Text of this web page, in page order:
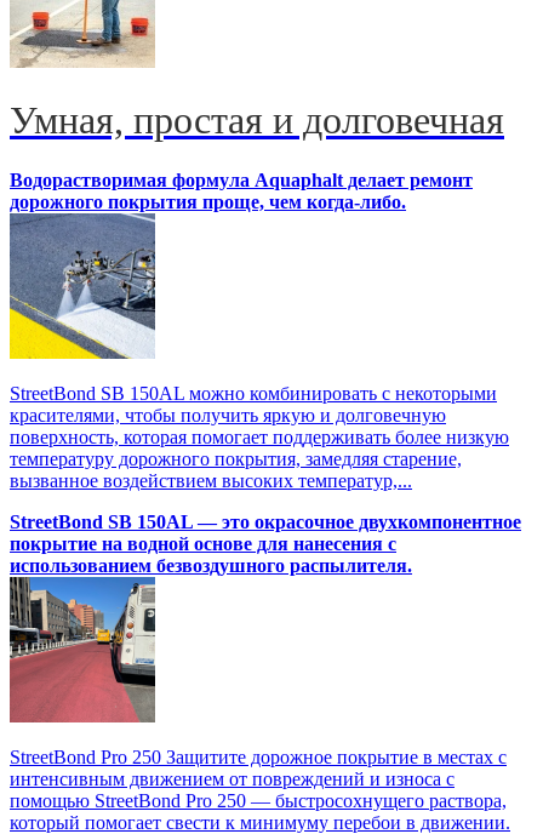
Умная, простая и долговечная
Водорастворимая формула Aquaphalt делает ремонт
дорожного покрытия проще, чем когда-либо.
StreetBond SB 150AL можно комбинировать с некоторыми
красителями, чтобы получить яркую и долговечную
поверхность, которая помогает поддерживать более низкую
температуру дорожного покрытия, замедляя старение,
вызванное воздействием высоких температур,...
StreetBond SB 150AL — это окрасочное двухкомпонентное
покрытие на водной основе для нанесения с
использованием безвоздушного распылителя.
StreetBond Pro 250 Защитите дорожное покрытие в местах с
интенсивным движением от повреждений и износа с
помощью StreetBond Pro 250 — быстросохнущего раствора,
который помогает свести к минимуму перебои в движении.